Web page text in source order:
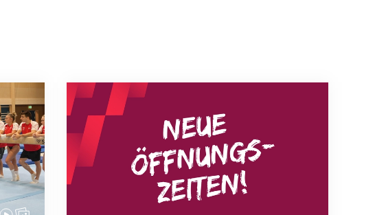
Neue Empfangszeiten ab 1. August 2026